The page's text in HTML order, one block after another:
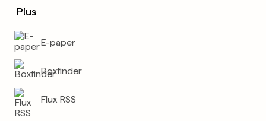
Plus
E-paper
Boxfinder
Flux RSS